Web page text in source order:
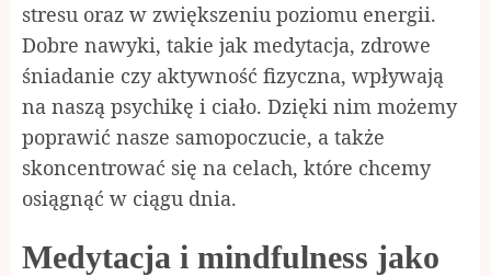
stresu oraz w zwiększeniu poziomu energii.
Dobre nawyki, takie jak medytacja, zdrowe
śniadanie czy aktywność fizyczna, wpływają
na naszą psychikę i ciało. Dzięki nim możemy
poprawić nasze samopoczucie, a także
skoncentrować się na celach, które chcemy
osiągnąć w ciągu dnia.
Medytacja i mindfulness jako